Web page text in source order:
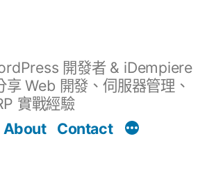
開發者 & iDempiere
Web 開發、伺服器管理、
實戰經驗
About Contact
Filter